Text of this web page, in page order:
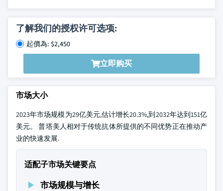
了解我们的授权许可选项:
起價為: $2,450
立即购买
市场大小
2023年市场规模为29亿美元,估计增长20.3%,到2032年达到151亿
美元。 普塔美人相对于传统抗体所提供的不同优势正在推动产
业的快速发展.
适配子市场关键要点
市场规模与增长